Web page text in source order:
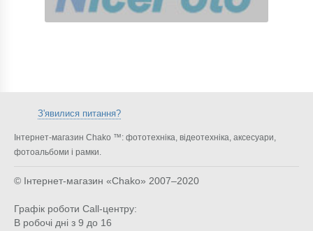
З'явилися питання?
Інтернет-магазин Chako ™: фототехніка, відеотехніка, аксесуари,
фотоальбоми і рамки.
© Інтернет-магазин «Chako» 2007–2020
Графік роботи Call-центру:
В робочі дні з 9 до 16